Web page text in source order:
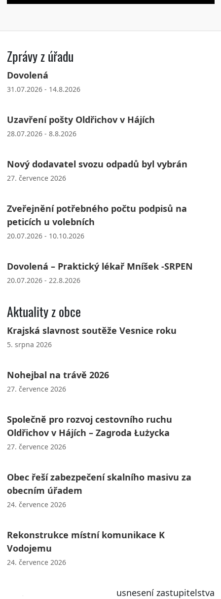
Zprávy z úřadu
Dovolená
31.07.2026 - 14.8.2026
Uzavření pošty Oldřichov v Hájích
28.07.2026 - 8.8.2026
Nový dodavatel svozu odpadů byl vybrán
27. července 2026
Zveřejnění potřebného počtu podpisů na
peticích u volebních
20.07.2026 - 10.10.2026
Dovolená – Praktický lékař Mníšek -SRPEN
20.07.2026 - 22.8.2026
Aktuality z obce
Krajská slavnost soutěže Vesnice roku
5. srpna 2026
Nohejbal na trávě 2026
27. července 2026
Společně pro rozvoj cestovního ruchu
Oldřichov v Hájích – Zagroda Łużycka
27. července 2026
Obec řeší zabezpečení skalního masivu za
obecním úřadem
24. července 2026
Rekonstrukce místní komunikace K
Vodojemu
24. července 2026
usnesení zastupitelstva